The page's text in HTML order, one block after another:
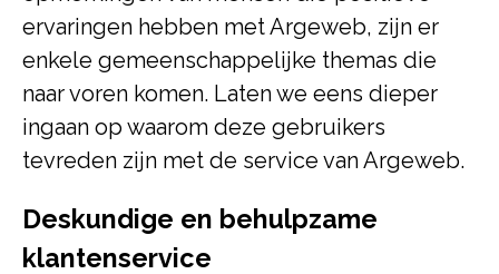
ervaringen hebben met Argeweb, zijn er
enkele gemeenschappelijke themas die
naar voren komen. Laten we eens dieper
ingaan op waarom deze gebruikers
tevreden zijn met de service van Argeweb.
Deskundige en behulpzame
klantenservice